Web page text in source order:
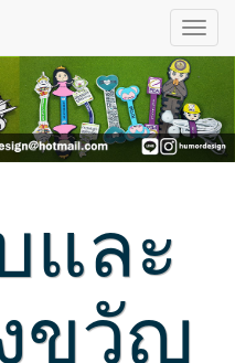
และ
ขวัญ